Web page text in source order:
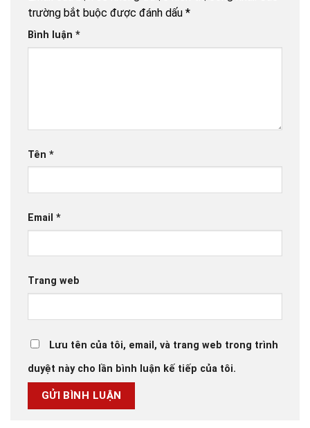
trường bắt buộc được đánh dấu *
Bình luận *
Tên *
Email *
Trang web
Lưu tên của tôi, email, và trang web trong trình
duyệt này cho lần bình luận kế tiếp của tôi.